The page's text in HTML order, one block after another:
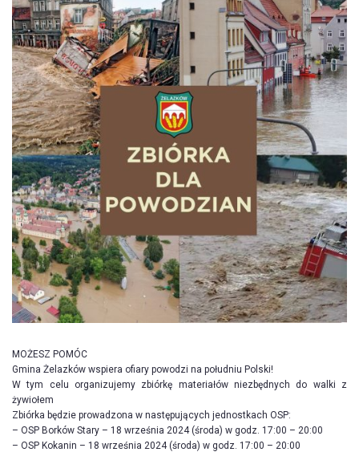
MOŻESZ POMÓC
Gmina Żelazków wspiera ofiary powodzi na południu Polski!
W tym celu organizujemy zbiórkę materiałów niezbędnych do walki z
żywiołem
Zbiórka będzie prowadzona w następujących jednostkach OSP:
– OSP Borków Stary – 18 września 2024 (środa) w godz. 17:00 – 20:00
– OSP Kokanin – 18 września 2024 (środa) w godz. 17:00 – 20:00